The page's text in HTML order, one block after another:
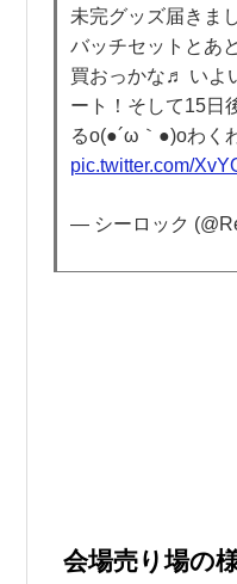
未完グッズ届きま
バッチセットとあ
買おっかな♬ いよ
ート！そして15日
るo(●´ω｀●)oわく
pic.twitter.com/
— シーロック
会場売り場の